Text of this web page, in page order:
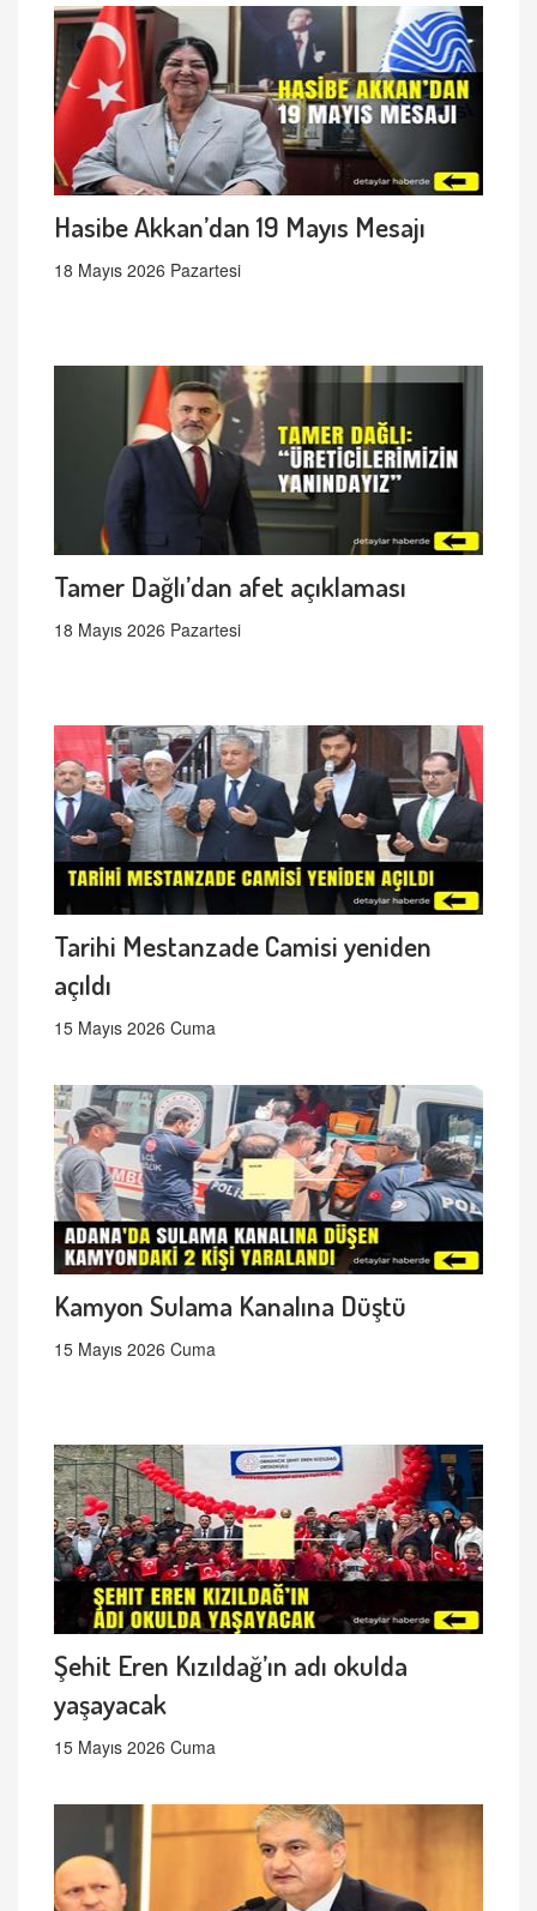
Hasibe Akkan’dan 19 Mayıs Mesajı
18 Mayıs 2026 Pazartesi
Tamer Dağlı’dan afet açıklaması
18 Mayıs 2026 Pazartesi
Tarihi Mestanzade Camisi yeniden
açıldı
15 Mayıs 2026 Cuma
Kamyon Sulama Kanalına Düştü
15 Mayıs 2026 Cuma
Şehit Eren Kızıldağ’ın adı okulda
yaşayacak
15 Mayıs 2026 Cuma